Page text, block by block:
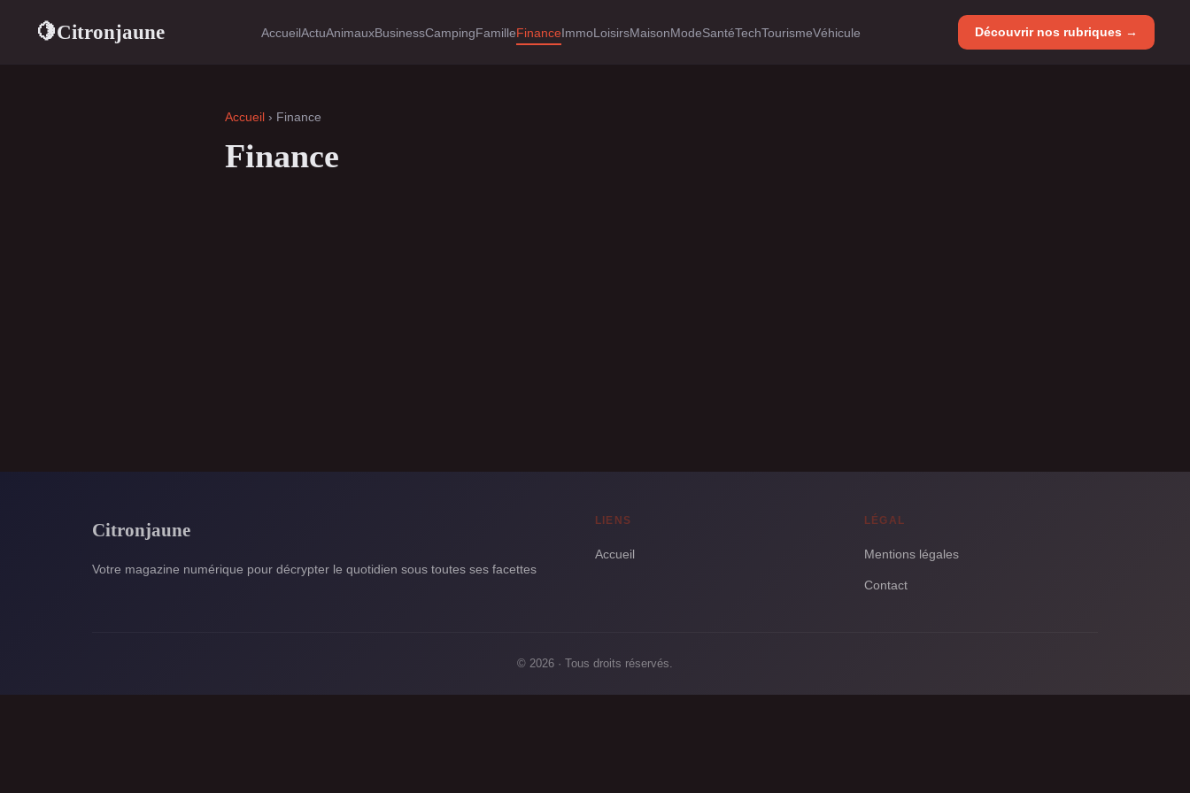
🍋Citronjaune AccueilActuAnimauxBusinessCampingFamilleFinanceImmoLoisirsMaisonModeSantéTechTourismeVéhicule Découvrir nos rubriques →
Accueil › Finance
Finance
Citronjaune
Votre magazine numérique pour décrypter le quotidien sous toutes ses facettes
LIENS
Accueil
LÉGAL
Mentions légales
Contact
© 2026 · Tous droits réservés.